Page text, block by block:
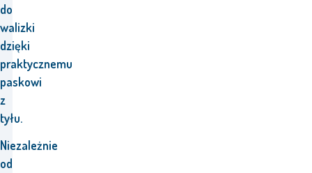
do
walizki
dzięki
praktycznemu
paskowi
z
tyłu.
Niezależnie
od